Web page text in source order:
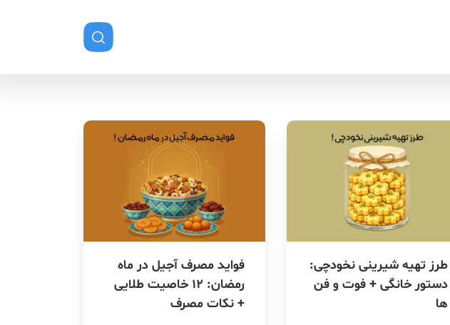
طرز تهیه شیرینی نخودچی:
دستور خانگی + فوت و فن
ها
فواید مصرف آجیل در ماه
رمضان: 12 خاصیت طلایی
+ نکات مصرف